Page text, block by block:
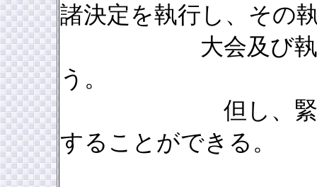
諸決定を執行し、その
大会及び執行委
う。
但し、緊急事項
することができる。